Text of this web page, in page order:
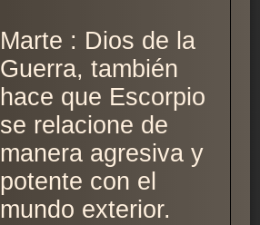
Marte : Dios de la
Guerra, también
hace que Escorpio
se relacione de
manera agresiva y
potente con el
mundo exterior.